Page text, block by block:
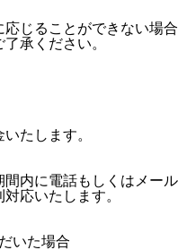
じることができない場合
承ください。
たします。
内に電話もしくはメール
応いたします。
いた場合